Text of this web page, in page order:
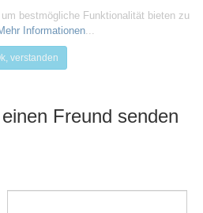
bestmögliche Funktionalität bieten zu
Informationen...
verstanden
Freund senden